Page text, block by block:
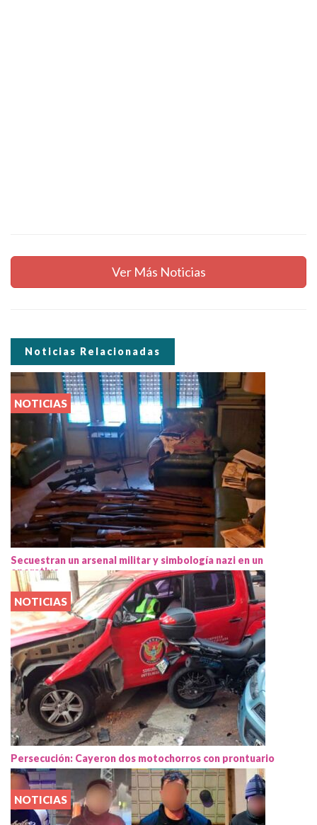
Ver Más Noticias
Noticias Relacionadas
NOTICIAS
Secuestran un arsenal militar y simbología nazi en un
operativo
NOTICIAS
Persecución: Cayeron dos motochorros con prontuario
NOTICIAS